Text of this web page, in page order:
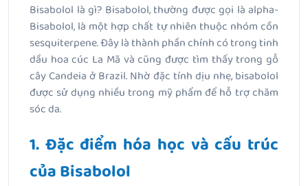
Bisabolol là gì? Bisabolol, thường được gọi là alpha-
Bisabolol, là một hợp chất tự nhiên thuộc nhóm cồn
sesquiterpene. Đây là thành phần chính có trong tinh
dầu hoa cúc La Mã và cũng được tìm thấy trong gỗ
cây Candeia ở Brazil. Nhờ đặc tính dịu nhẹ, bisabolol
được sử dụng nhiều trong mỹ phẩm để hỗ trợ chăm
sóc da.
1. Đặc điểm hóa học và cấu trúc
của Bisabolol